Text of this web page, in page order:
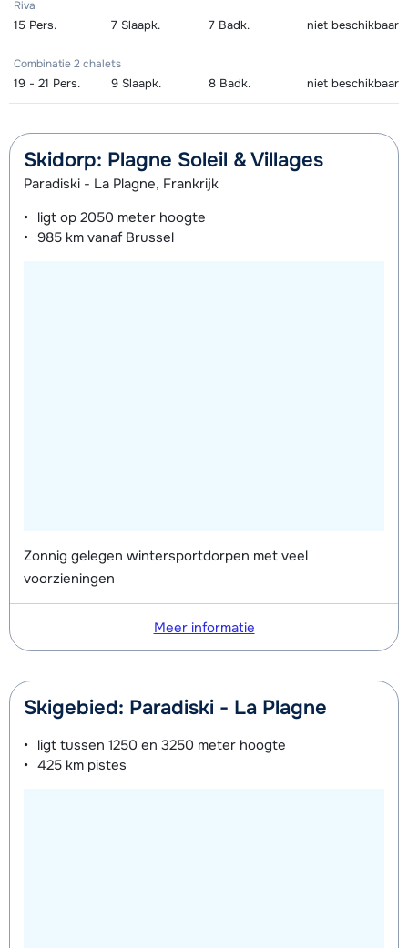
Riva
15 Pers. 7 Slaapk. 7 Badk. niet beschikbaar
Combinatie 2 chalets
19 - 21 Pers. 9 Slaapk. 8 Badk. niet beschikbaar
Skidorp: Plagne Soleil & Villages
Paradiski - La Plagne, Frankrijk
ligt op 2050 meter hoogte
985 km vanaf Brussel
Zonnig gelegen wintersportdorpen met veel
voorzieningen
Meer informatie
Skigebied: Paradiski - La Plagne
ligt tussen 1250 en 3250 meter hoogte
425 km pistes